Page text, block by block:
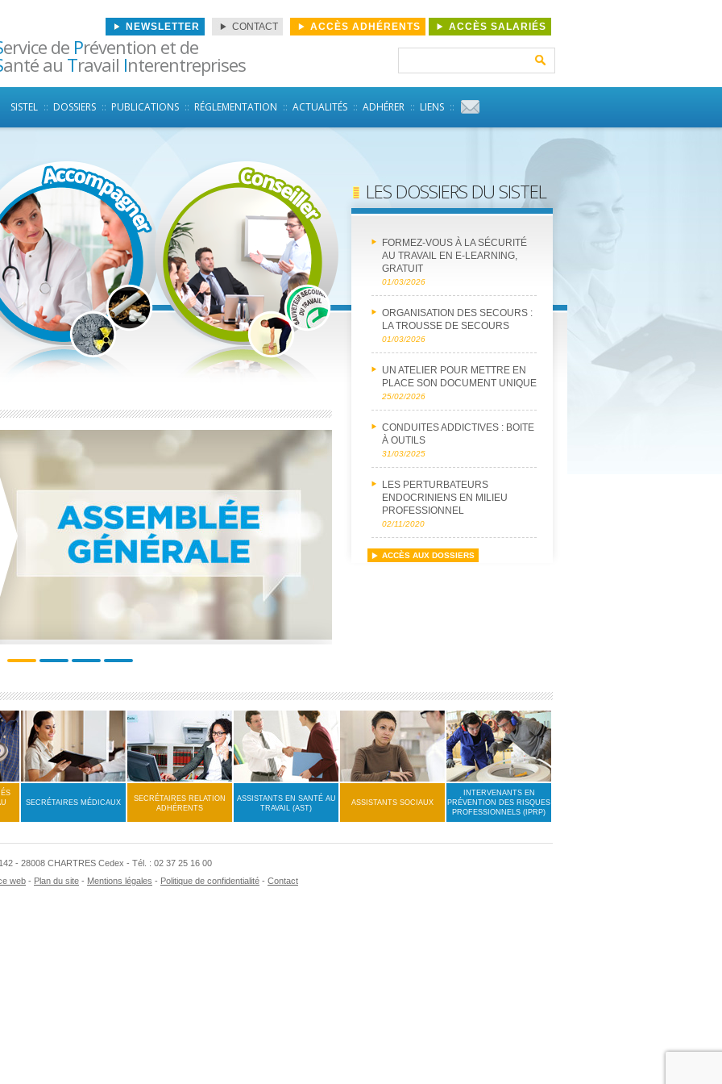
ervice de Prévention et de
anté au Travail Interentreprises
NEWSLETTER CONTACT ACCÈS ADHÉRENTS ACCÈS SALARIÉS
Aller au contenu principal
SISTEL DOSSIERS PUBLICATIONS RÉGLEMENTATION ACTUALITÉS ADHÉRER LIENS
LES DOSSIERS DU SISTEL
FORMEZ-VOUS À LA SÉCURITÉ
AU TRAVAIL EN E-LEARNING,
GRATUIT
01/03/2026
ORGANISATION DES SECOURS :
LA TROUSSE DE SECOURS
01/03/2026
UN ATELIER POUR METTRE EN
PLACE SON DOCUMENT UNIQUE
25/02/2026
CONDUITES ADDICTIVES : BOITE
À OUTILS
31/03/2025
LES PERTURBATEURS
ENDOCRINIENS EN MILIEU
PROFESSIONNEL
02/11/2020
ACCÈS AUX DOSSIERS
SECRÉTAIRES MÉDICAUX
SECRÉTAIRES RELATION
ADHÉRENTS
ASSISTANTS EN SANTÉ AU
TRAVAIL (AST)
ASSISTANTS SOCIAUX
INTERVENANTS EN
PRÉVENTION DES RISQUES
PROFESSIONNELS (IPRP)
- 28008 CHARTRES Cedex - Tél. : 02 37 25 16 00
web Plan du site Mentions légales Politique de confidentialité Contact